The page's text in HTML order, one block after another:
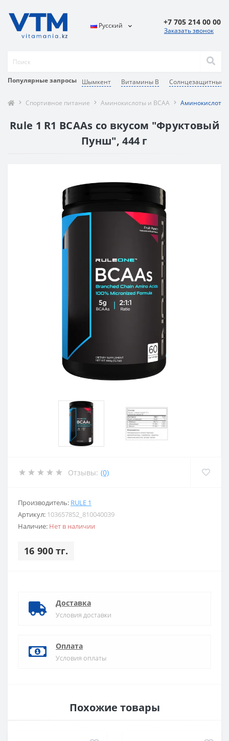
Популярные запросы Шымкент Витамины В Солнцезащитные
Русский +7 705 214 00 00
Заказать звонок
Спортивное питание Аминокислоты и BCAA
Rule 1 R1 BCAAs со вкусом "Фруктовый
Пунш", 444 г
Отзывы: (0)
Производитель: RULE 1
Артикул: 103657852_810040039
Наличие: Нет в наличии
16 900 тг.
Доставка
Условия доставки
Оплата
Условия оплаты
Похожие товары